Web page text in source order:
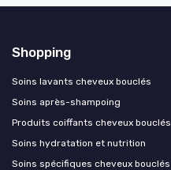
Shopping
Soins lavants cheveux bouclés
Soins après-shampoing
Produits coiffants cheveux bouclés
Soins hydratation et nutrition
Soins spécifiques cheveux bouclés